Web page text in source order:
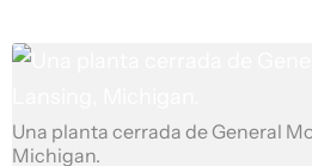
Una planta cerrada de General
Michigan.